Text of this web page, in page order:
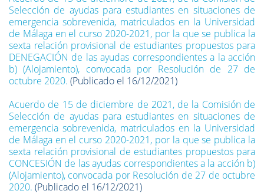
Selección de ayudas para estudiantes en situaciones de
emergencia sobrevenida, matriculados en la Universidad
de Málaga en el curso 2020-2021, por la que se publica la
sexta relación provisional de estudiantes propuestos para
DENEGACIÓN de las ayudas correspondientes a la acción
b) (Alojamiento), convocada por Resolución de 27 de
octubre 2020. (Publicado el 16/12/2021)
Acuerdo de 15 de diciembre de 2021, de la Comisión de
Selección de ayudas para estudiantes en situaciones de
emergencia sobrevenida, matriculados en la Universidad
de Málaga en el curso 2020-2021, por la que se publica la
sexta relación provisional de estudiantes propuestos para
CONCESIÓN de las ayudas correspondientes a la acción b)
(Alojamiento), convocada por Resolución de 27 de octubre
2020. (Publicado el 16/12/2021)